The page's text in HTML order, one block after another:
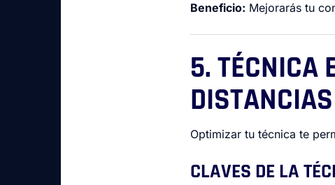
Beneficio: Mejorarás tu
5. TÉCNICA
DISTANCIAS
Optimizar tu técnica te
CLAVES DE LA